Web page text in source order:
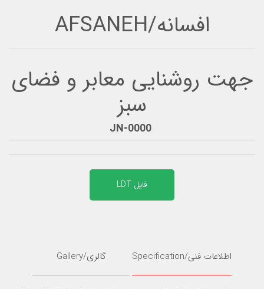
افسانه/AFSANEH
جهت روشنایی معابر و فضای
سبز
فایل LDT
اطلاعات فنی/Specification گالری/Gallery